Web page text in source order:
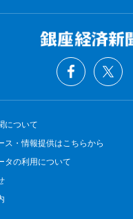
について
ス・情報提供はこちらから
タの利用について